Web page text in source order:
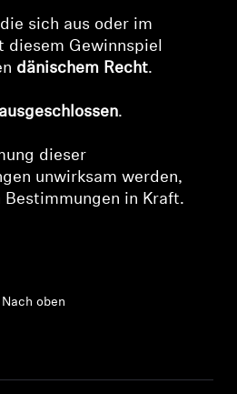
sich aus oder im
diesem Gewinnspiel
dänischem Recht.
.
dieser
unwirksam werden,
in Kraft.
Nach oben